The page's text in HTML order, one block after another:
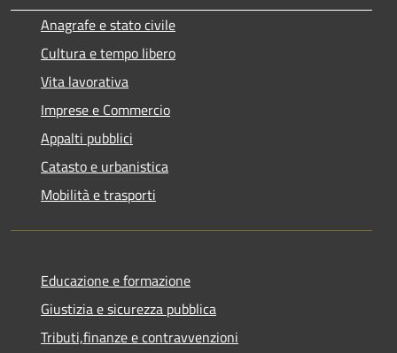
Anagrafe e stato civile
Cultura e tempo libero
Vita lavorativa
Imprese e Commercio
Appalti pubblici
Catasto e urbanistica
Mobilità e trasporti
Educazione e formazione
Giustizia e sicurezza pubblica
Tributi,finanze e contravvenzioni